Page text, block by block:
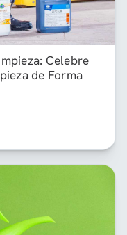
Celebre
de Forma